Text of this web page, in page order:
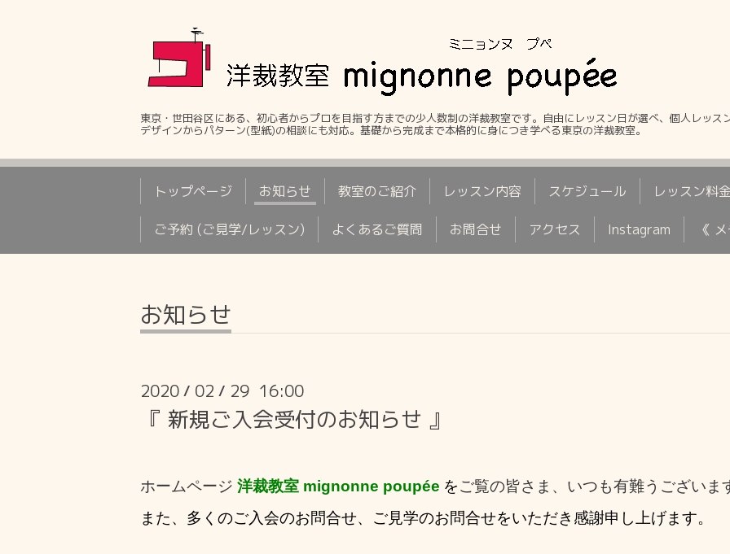
東京・世田谷区にある、初心者からプロを目指す方までの少人数制の洋裁教室です。自由にレッスン日が選べ、個人レッス
デザインからパターン(型紙)の相談にも対応。基礎から完成まで本格的に身につき学べる東京の洋裁教室。
トップページ お知らせ 教室のご紹介 レッスン内容 スケジュール レッスン料
ご予約 (ご見学/レッスン) よくあるご質問 お問合せ アクセス Instagram 《
お知らせ
2020 / 02 / 29 16:00
『 新規ご入会受付のお知らせ 』
ホームページ 洋裁教室 mignonne poupée をご覧の皆さま、いつも有難うございま
また、多くのご入会のお問合せ、ご見学のお問合せをいただき感謝申し上げます。